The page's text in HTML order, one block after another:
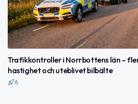
Trafikkontroller i Norrbottens län –
hastighet och uteblivet bilbälte
6